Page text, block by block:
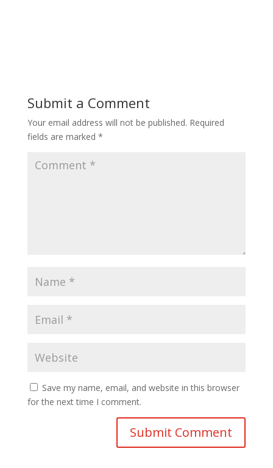
Submit a Comment
Your email address will not be published. Required
fields are marked *
Save my name, email, and website in this browser
for the next time I comment.